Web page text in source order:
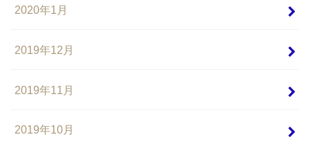
2020年1月
2019年12月
2019年11月
2019年10月